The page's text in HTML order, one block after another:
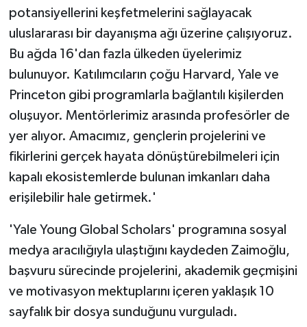
potansiyellerini keşfetmelerini sağlayacak
uluslararası bir dayanışma ağı üzerine çalışıyoruz.
Bu ağda 16'dan fazla ülkeden üyelerimiz
bulunuyor. Katılımcıların çoğu Harvard, Yale ve
Princeton gibi programlarla bağlantılı kişilerden
oluşuyor. Mentörlerimiz arasında profesörler de
yer alıyor. Amacımız, gençlerin projelerini ve
fikirlerini gerçek hayata dönüştürebilmeleri için
kapalı ekosistemlerde bulunan imkanları daha
erişilebilir hale getirmek.'
'Yale Young Global Scholars' programına sosyal
medya aracılığıyla ulaştığını kaydeden Zaimoğlu,
başvuru sürecinde projelerini, akademik geçmişini
ve motivasyon mektuplarını içeren yaklaşık 10
sayfalık bir dosya sunduğunu vurguladı.